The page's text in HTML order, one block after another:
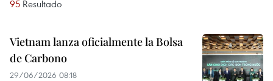
95 Resultado
Vietnam lanza oficialmente la Bolsa
de Carbono
29/06/2026 08:18